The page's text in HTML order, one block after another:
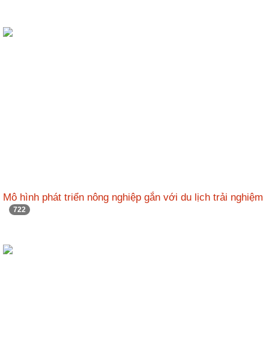
Mô hình phát triển nông nghiệp gắn với du lịch trải nghiệm
722